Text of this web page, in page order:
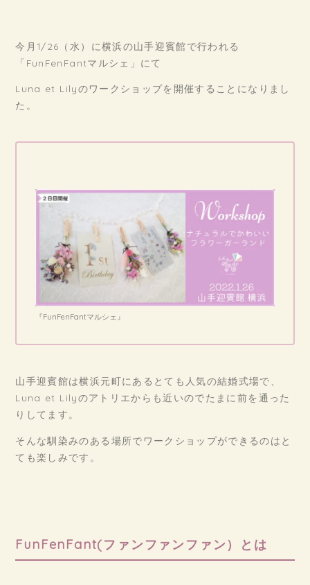
今月1/26（水）に横浜の山手迎賓館で行われる
「FunFenFantマルシェ」にて
Luna et Lilyのワークショップを開催することになりまし
た。
『FunFenFantマルシェ』
山手迎賓館は横浜元町にあるとても人気の結婚式場で、
Luna et Lilyのアトリエからも近いのでたまに前を通った
りしてます。
そんな馴染みのある場所でワークショップができるのはと
ても楽しみです。
FunFenFant(ファンファンファン）とは